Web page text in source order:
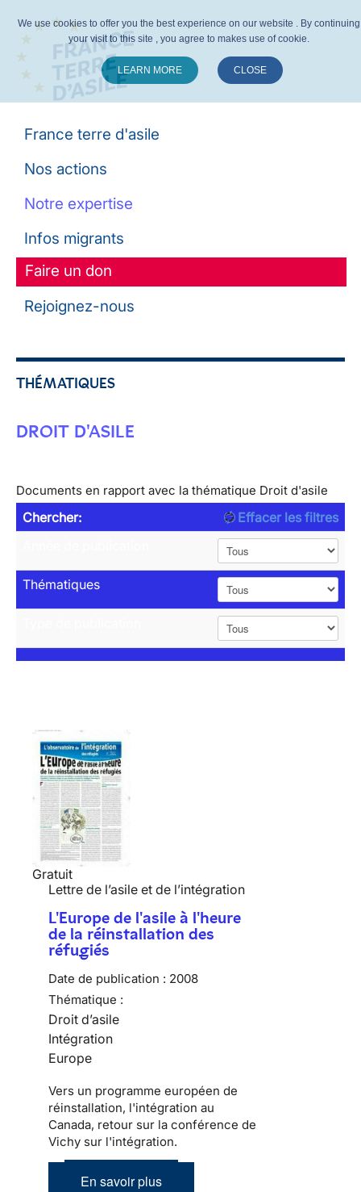
France terre d'asile
Nos actions
Notre expertise
Infos migrants
Faire un don
Rejoignez-nous
THÉMATIQUES
DROIT D'ASILE
Documents en rapport avec la thématique Droit d'asile
Chercher:
Effacer les filtres
Thématiques
Gratuit
Lettre de l’asile et de l’intégration
L'Europe de l'asile à l'heure
de la réinstallation des
réfugiés
Date de publication : 2008
Thématique :
Droit d’asile
Intégration
Europe
Vers un programme européen de
réinstallation, l'intégration au
Canada, retour sur la conférence de
Vichy sur l'intégration.
En savoir plus
We use cookies to offer you the best experience on our website . By continuing
your visit to this site , you agree to makes use of cookie.
LEARN MORE CLOSE